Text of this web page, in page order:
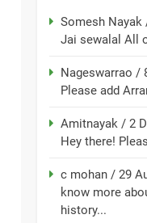
Somesh Nayak
Jai sewalal All
Nageswarrao /
Please add
Amitnayak /2
Hey there!
c mohan /29
know more
history...